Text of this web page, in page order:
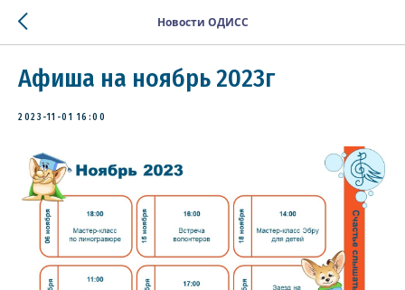
Новости ОДИСС
Афиша на ноябрь 2023г
2023-11-01 16:00